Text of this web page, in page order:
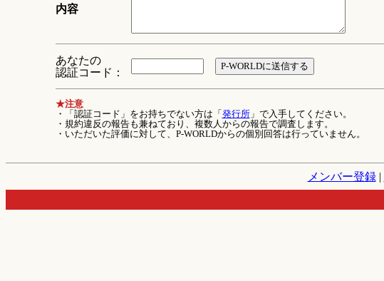
内容
あなたの
認証コード：
★注意
・「認証コード」をお持ちでない方は「 発行所」で入手してください。
・規約違反の報告も兼ねており、複数人からの報告で調査します。
・いただいた評価に対して、P-WORLDからの個別回答は行っていません。
メンバー登録|